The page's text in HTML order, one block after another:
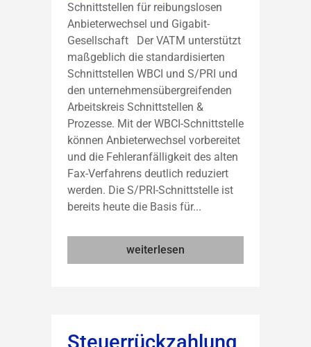
Schnittstellen für reibungslosen
Anbieterwechsel und Gigabit-
Gesellschaft Der VATM unterstützt
maßgeblich die standardisierten
Schnittstellen WBCI und S/PRI und
den unternehmensübergreifenden
Arbeitskreis Schnittstellen &
Prozesse. Mit der WBCI-Schnittstelle
können Anbieterwechsel vorbereitet
und die Fehleranfälligkeit des alten
Fax-Verfahrens deutlich reduziert
werden. Die S/PRI-Schnittstelle ist
bereits heute die Basis für...
weiterlesen
Steuerrückzahlung